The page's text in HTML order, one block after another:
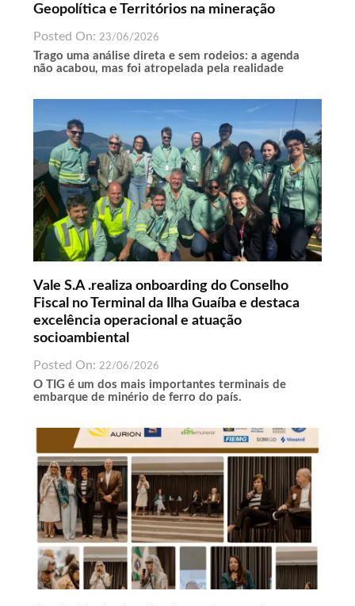
Geopolítica e Territórios na mineração
Posted On: 23/06/2026
Trago uma análise direta e sem rodeios: a agenda
não acabou, mas foi atropelada pela realidade
Vale S.A .realiza onboarding do Conselho
Fiscal no Terminal da Ilha Guaíba e destaca
excelência operacional e atuação
socioambiental
Posted On: 22/06/2026
O TIG é um dos mais importantes terminais de
embarque de minério de ferro do país.